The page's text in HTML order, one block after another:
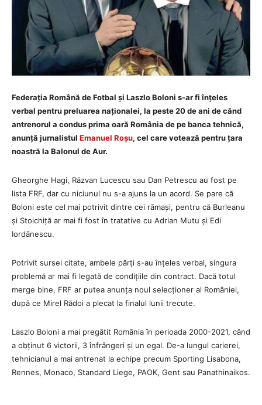
Federația Română de Fotbal și Laszlo Boloni s-ar fi înțeles
verbal pentru preluarea naționalei, la peste 20 de ani de când
antrenorul a condus prima oară România de pe banca tehnică,
anunță jurnalistul Emanuel Roșu, cel care votează pentru țara
noastră la Balonul de Aur.
Gheorghe Hagi, Răzvan Lucescu sau Dan Petrescu au fost pe
lista FRF, dar cu niciunul nu s-a ajuns la un acord. Se pare că
Boloni este cel mai potrivit dintre cei rămași, pentru că Burleanu
și Stoichiță ar mai fi fost în tratative cu Adrian Mutu și Edi
Iordănescu.
Potrivit sursei citate, ambele părți s-au înțeles verbal, singura
problemă ar mai fi legată de condițiile din contract. Dacă totul
merge bine, FRF ar putea anunța noul selecționer al României,
după ce Mirel Rădoi a plecat la finalul lunii trecute.
Laszlo Boloni a mai pregătit România în perioada 2000-2021, când
a obținut 6 victorii, 3 înfrângeri și un egal. De-a lungul carierei,
tehnicianul a mai antrenat la echipe precum Sporting Lisabona,
Rennes, Monaco, Standard Liege, PAOK, Gent sau Panathinaikos.